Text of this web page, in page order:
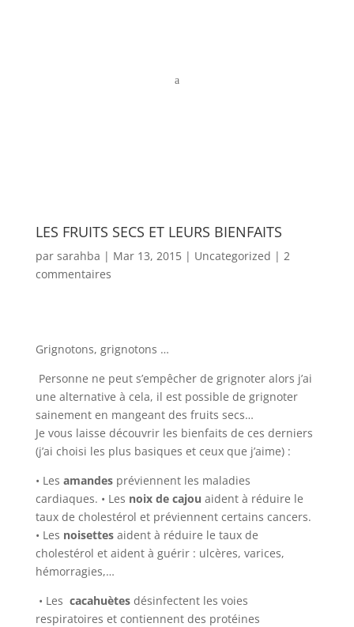
a
LES FRUITS SECS ET LEURS BIENFAITS
par sarahba | Mar 13, 2015| Uncategorized | 2
commentaires
Grignotons, grignotons …
Personne ne peut s’empêcher de grignoter alors j’ai
une alternative à cela, il est possible de grignoter
sainement en mangeant des fruits secs…
Je vous laisse découvrir les bienfaits de ces derniers
(j’ai choisi les plus basiques et ceux que j’aime) :
• Les amandes préviennent les maladies
cardiaques. • Les noix de cajou aident à réduire le
taux de cholestérol et préviennent certains cancers.
• Les noisettesaident à réduire le taux de
cholestérol et aident à guérir : ulcères, varices,
hémorragies,…
• Les cacahuètes désinfectent les voies
respiratoires et contiennent des protéines